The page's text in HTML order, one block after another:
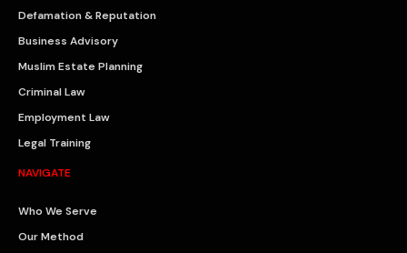
Defamation & Reputation
Business Advisory
Muslim Estate Planning
Criminal Law
Employment Law
Legal Training
NAVIGATE
Who We Serve
Our Method